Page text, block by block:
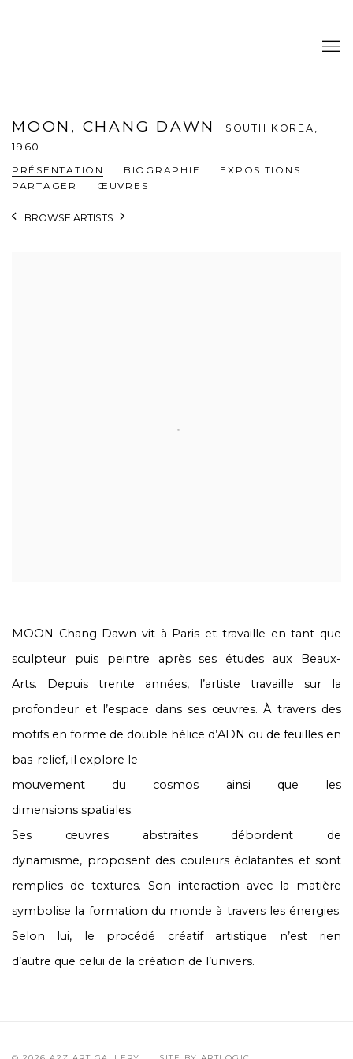
MOON, CHANG DAWN
SOUTH KOREA,
1960
PRÉSENTATION
BIOGRAPHIE
EXPOSITIONS
PARTAGER
ŒUVRES
BROWSE ARTISTS
MOON Chang Dawn vit à Paris et travaille en tant que
sculpteur puis peintre après ses études aux Beaux-
Arts. Depuis trente années, l’artiste travaille sur la
profondeur et l’espace dans ses œuvres. À travers des
motifs en forme de double hélice d’ADN ou de feuilles en
bas-relief, il explore le
mouvement du cosmos ainsi que les
dimensions spatiales.
Ses œuvres abstraites débordent de
dynamisme, proposent des couleurs éclatantes et sont
remplies de textures. Son interaction avec la matière
symbolise la formation du monde à travers les énergies.
Selon lui, le procédé créatif artistique n’est rien
d’autre que celui de la création de l’univers.